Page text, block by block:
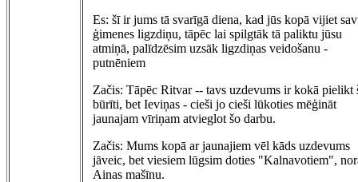
Es: šī ir jums tā svarīgā diena, kad jūs kopā vijiet
ģimenes ligzdiņu, tāpēc lai spilgtāk tā paliktu jūsu
atmiņā, palīdzēsim uzsāk ligzdiņas veidošanu -
putnēniem
Začis: Tāpēc Ritvar -- tavs uzdevums ir kokā pielikt
būrīti, bet Ieviņas - cieši jo cieši lūkoties mēģināt
jaunajam vīriņam atvieglot šo darbu.
Začis: Mums kopā ar jaunajiem vēl kāds uzdevums
jāveic, bet viesiem lūgsim doties "Kalnavotiem",
Ainas mašīnu.